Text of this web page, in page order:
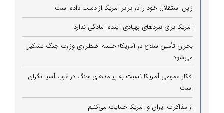
ژاپن استقلال خود را در برابر آمریکا از دست داده است
آمریکا برای نبردهای پهپادی آینده آمادگی ندارد
بحران تأمین سلاح در آمریکا؛ جلسه اضطراری وزارت جنگ تشکیل
می‌شود
افکار عمومی آمریکا نسبت به پیامدهای جنگ در غرب آسیا نگران
است
از مذاکرات ایران و آمریکا حمایت می‌کنیم